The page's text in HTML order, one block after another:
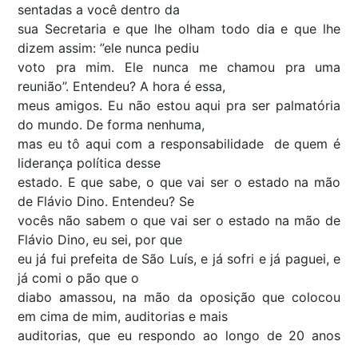
sentadas a você dentro da
sua Secretaria e que lhe olham todo dia e que lhe
dizem assim: ”ele nunca pediu
voto pra mim. Ele nunca me chamou pra uma
reunião”. Entendeu? A hora é essa,
meus amigos. Eu não estou aqui pra ser palmatória
do mundo. De forma nenhuma,
mas eu tô aqui com a responsabilidade de quem é
liderança política desse
estado. E que sabe, o que vai ser o estado na mão
de Flávio Dino. Entendeu? Se
vocês não sabem o que vai ser o estado na mão de
Flávio Dino, eu sei, por que
eu já fui prefeita de São Luís, e já sofri e já paguei, e
já comi o pão que o
diabo amassou, na mão da oposição que colocou
em cima de mim, auditorias e mais
auditorias, que eu respondo ao longo de 20 anos